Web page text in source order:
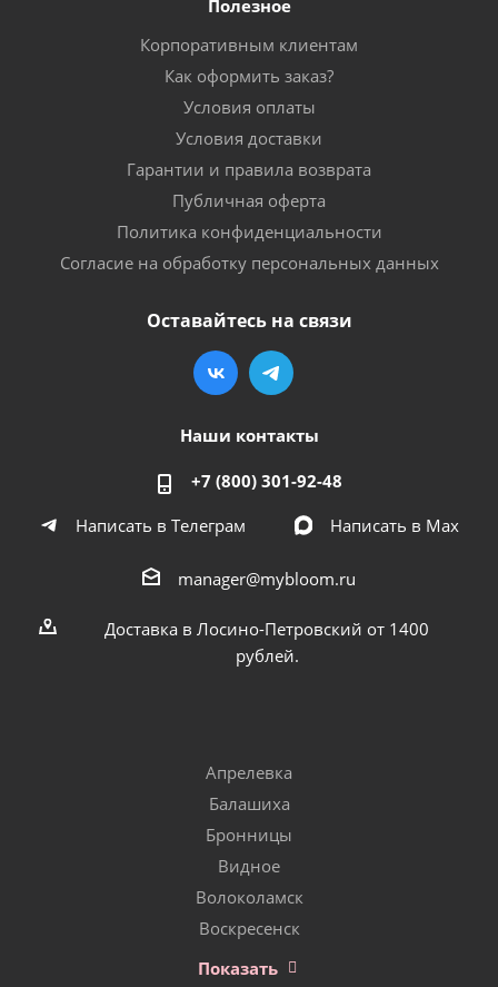
Полезное
Корпоративным клиентам
Как оформить заказ?
Условия оплаты
Условия доставки
Гарантии и правила возврата
Публичная оферта
Политика конфиденциальности
Согласие на обработку персональных данных
Оставайтесь на связи
Наши контакты
+7 (800) 301-92-48
Написать в Телеграм
Написать в Мах
manager@mybloom.ru
Доставка в Лосино-Петровский от 1400
рублей.
Апрелевка
Балашиха
Бронницы
Видное
Волоколамск
Воскресенск
Показать